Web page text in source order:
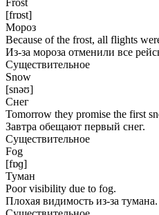
[frɒst]
Мороз
Because of the frost, all flights
Из-за мороза отменили все
Существительное
Snow
[snəʊ]
Снег
Tomorrow they promise the first
Завтра обещают первый снег.
Существительное
Fog
[fɒɡ]
Туман
Poor visibility due to fog.
Плохая видимость из-за тумана.